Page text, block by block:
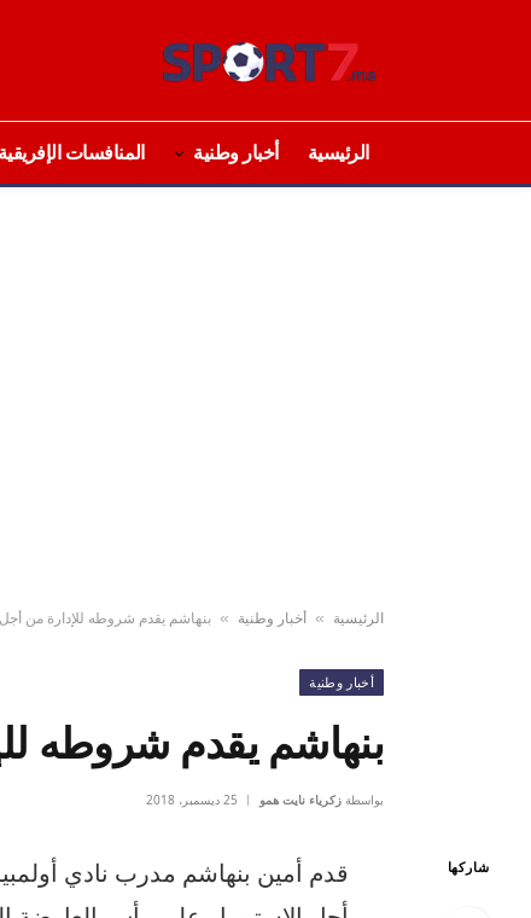
الرئيسية أخبار وطنية المنافسات
الرئيسية » أخبار وطنية » بنهاشم يقدم شروطه للإدارة من أجل
أخبار وطنية
بنهاشم يقدم شروطه
بواسطة زكرياء نايت همو 25 ديسمبر، 2018
شاركها
قدم أمين بنهاشم مدرب نادي